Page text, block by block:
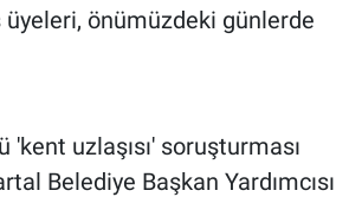
üyeleri, önümüzdeki günlerde
'kent uzlaşısı' soruşturması
Belediye Başkan Yardımcısı